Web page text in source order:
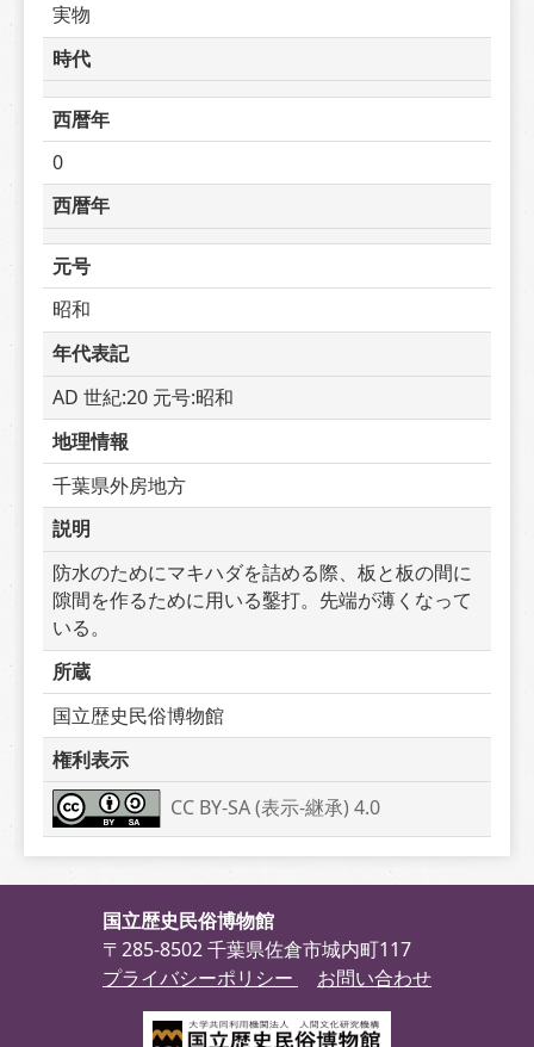
実物
時代
西暦年
0
西暦年
元号
昭和
年代表記
AD 世紀:20 元号:昭和
地理情報
千葉県外房地方
説明
防水のためにマキハダを詰める際、板と板の間に
隙間を作るために用いる鑿打。先端が薄くなって
いる。
所蔵
国立歴史民俗博物館
権利表示
CC BY-SA (表示-継承) 4.0
国立歴史民俗博物館
〒285-8502 千葉県佐倉市城内町117
プライバシーポリシー
お問い合わせ